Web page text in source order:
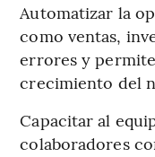
Automatizar la
como ventas,
errores y
crecimiento del
Capacitar al
colaboradores